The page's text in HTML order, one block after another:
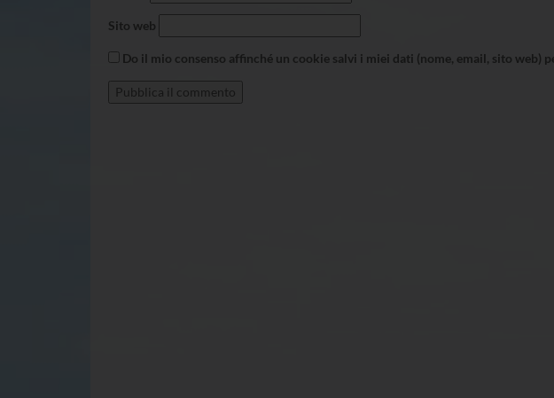
Sito web
Do il mio consenso affinché un cookie salvi i miei dati (nome, email, sito web)